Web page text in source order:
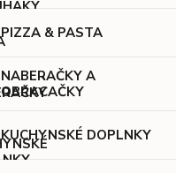
PIZZA & PASTA
NABERAČKY A
OBRACAČKY
KUCHYNSKÉ DOPLNKY